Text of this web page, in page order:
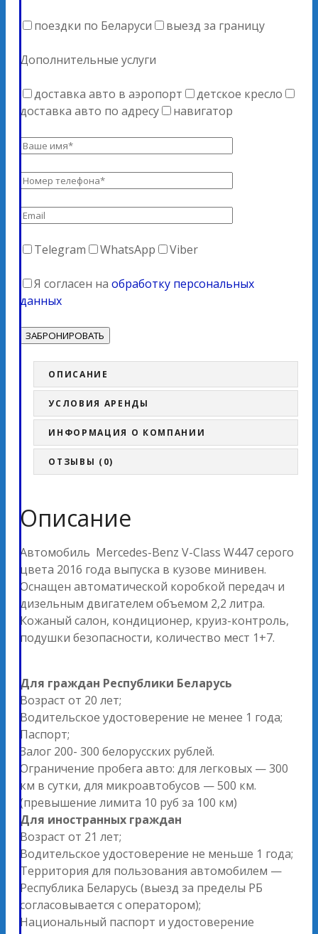
поездки по Беларуси выезд за границу
Дополнительные услуги
доставка авто в аэропорт
детское кресло
доставка авто по адресу
навигатор
Telegram WhatsApp Viber
Я согласен на обработку персональных
данных
ОПИСАНИЕ
УСЛОВИЯ АРЕНДЫ
ИНФОРМАЦИЯ О КОМПАНИИ
ОТЗЫВЫ (0)
Описание
Автомобиль Mercedes-Benz V-Class W447 серого
цвета 2016 года выпуска в кузове минивен.
Оснащен автоматической коробкой передач и
дизельным двигателем объемом 2,2 литра.
Кожаный салон, кондиционер, круиз-контроль,
подушки безопасности, количество мест 1+7.
Для граждан Республики Беларусь
Возраст от 20 лет;
Водительское удостоверение не менее 1 года;
Паспорт;
Залог 200- 300 белорусских рублей.
Ограничение пробега авто: для легковых — 300
км в сутки, для микроавтобусов — 500 км.
(превышение лимита 10 руб за 100 км)
Для иностранных граждан
Возраст от 21 лет;
Водительское удостоверение не меньше 1 года;
Территория для пользования автомобилем —
Республика Беларусь (выезд за пределы РБ
согласовывается с оператором);
Национальный паспорт и удостоверение